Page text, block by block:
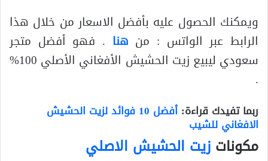
ويمكنك الحصول عليه بأفضل الاسعار من خلال هذا
الرابط عبر الواتس : من هنا . فهو أفضل متجر
سعودي ليبيع زيت الحشيش الأفغاني الأصلي 100%
.
ربما تفيدك قراءة: أفضل 10 فوائد لزيت الحشيش
الافغاني للشيب
مكونات زيت الحشيش الاصلي